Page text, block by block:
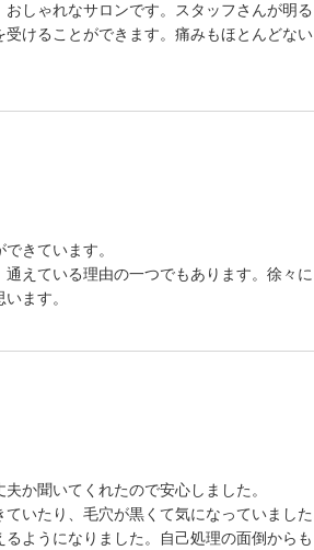
しゃれなサロンです。スタッフさんが明る
けることができます。痛みもほとんどない
きています。
えている理由の一つでもあります。徐々に
ます。
か聞いてくれたので安心しました。
いたり、毛穴が黒くて気になっていました
ようになりました。自己処理の面倒からも